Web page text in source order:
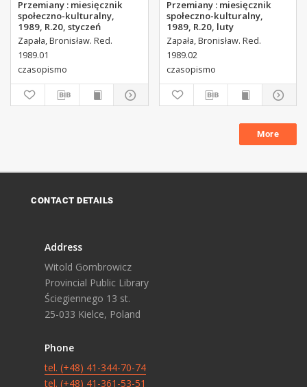
Przemiany : miesięcznik
społeczno-kulturalny,
1989, R.20, styczeń
Zapała, Bronisław. Red.
1989.01
czasopismo
Przemiany : miesięcznik
społeczno-kulturalny,
1989, R.20, luty
Zapała, Bronisław. Red.
1989.02
czasopismo
More
CONTACT DETAILS
Address
Witold Gombrowicz
Provincial Public Library
Ściegiennego 13 st.
25-033 Kielce, Poland
Phone
tel. (+48) 41-344-70-74
tel. (+48) 41-361-53-51